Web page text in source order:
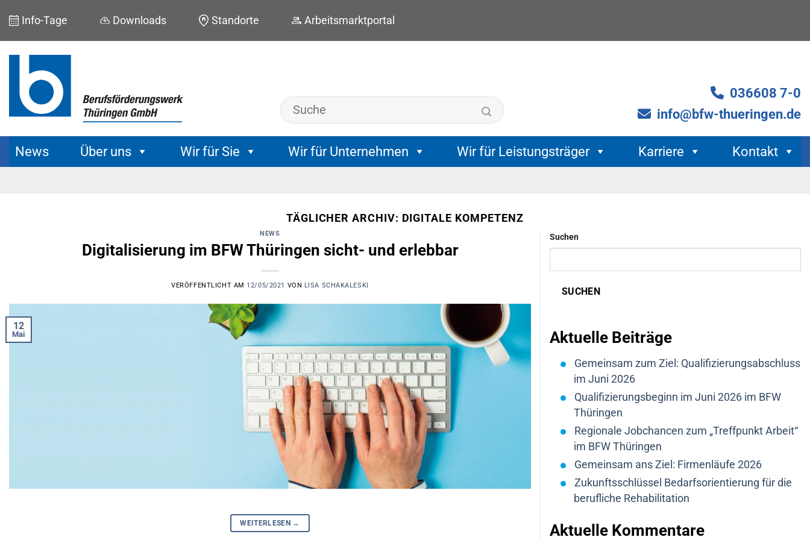
Info-Tage Downloads Standorte Arbeitsmarktportal
036608 7-0
info@bfw-thueringen.de
News Über uns Wir für Sie Wir für Unternehmen Wir für Leistungsträger Karriere Kontakt
TÄGLICHER ARCHIV: DIGITALE KOMPETENZ
NEWS
Digitalisierung im BFW Thüringen sicht- und erlebbar
VERÖFFENTLICHT AM 12/05/2021 VON LISA SCHAKALESKI
12
Mai
WEITERLESEN →
Suchen
SUCHEN
Aktuelle Beiträge
Gemeinsam zum Ziel: Qualifizierungsabschluss
im Juni 2026
Qualifizierungsbeginn im Juni 2026 im BFW
Thüringen
Regionale Jobchancen zum „Treffpunkt Arbeit“
im BFW Thüringen
Gemeinsam ans Ziel: Firmenläufe 2026
Zukunftsschlüssel Bedarfsorientierung für die
berufliche Rehabilitation
Aktuelle Kommentare